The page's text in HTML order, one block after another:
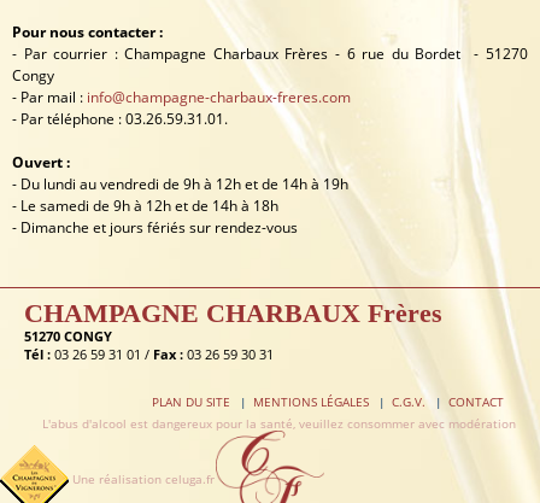
Pour nous contacter :
- Par courrier : Champagne Charbaux Frères - 6 rue du Bordet - 51270
Congy
- Par mail : info@champagne-charbaux-freres.com
- Par téléphone : 03.26.59.31.01.
Ouvert :
- Du lundi au vendredi de 9h à 12h et de 14h à 19h
- Le samedi de 9h à 12h et de 14h à 18h
- Dimanche et jours fériés sur rendez-vous
CHAMPAGNE CHARBAUX Frères
51270 CONGY
Tél : 03 26 59 31 01 / Fax : 03 26 59 30 31
PLAN DU SITE MENTIONS LÉGALES C.G.V.
CONTACT
L'abus d'alcool est dangereux pour la santé, veuillez consommer avec modération
Une réalisation celuga.fr